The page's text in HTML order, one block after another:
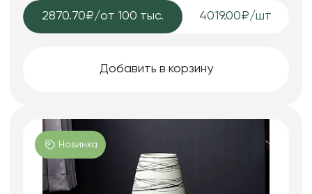
2870.70₽/от 100 тыс. 4019.00₽/шт
Добавить в корзину
Новинка